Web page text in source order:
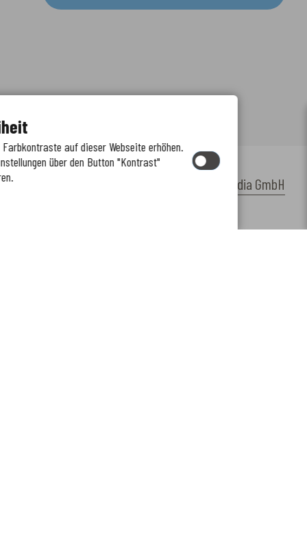
cm citymedia GmbH
auf dieser Webseite erhöhen.
über den Button "Kontrast"